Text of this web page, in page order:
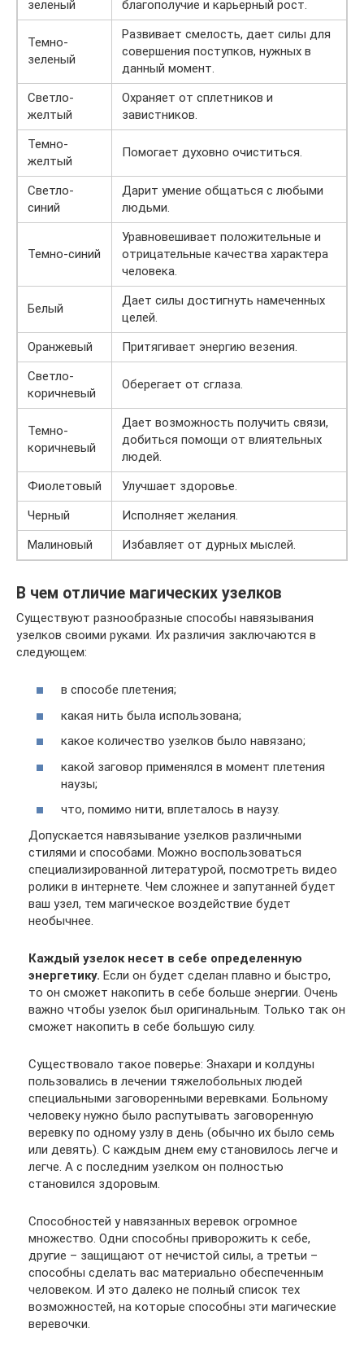
зеленый благополучие и карьерный рост.
Темно-
зеленый
Развивает смелость, дает силы для
совершения поступков, нужных в
данный момент.
Светло-
желтый
Охраняет от сплетников и
завистников.
Темно-
желтый
Помогает духовно очиститься.
Светло-
синий
Дарит умение общаться с любыми
людьми.
Темно-синий
Уравновешивает положительные и
отрицательные качества характера
человека.
Белый
Дает силы достигнуть намеченных
целей.
Оранжевый
Притягивает энергию везения.
Светло-
коричневый
Оберегает от сглаза.
Темно-
коричневый
Дает возможность получить связи,
добиться помощи от влиятельных
людей.
Фиолетовый
Улучшает здоровье.
Черный
Исполняет желания.
Малиновый
Избавляет от дурных мыслей.
В чем отличие магических узелков
Существуют разнообразные способы навязывания
узелков своими руками. Их различия заключаются в
следующем:
в способе плетения;
какая нить была использована;
какое количество узелков было навязано;
какой заговор применялся в момент плетения
наузы;
что, помимо нити, вплеталось в наузу.
Допускается навязывание узелков различными
стилями и способами. Можно воспользоваться
специализированной литературой, посмотреть видео
ролики в интернете. Чем сложнее и запутанней будет
ваш узел, тем магическое воздействие будет
необычнее.
Каждый узелок несет в себе определенную
энергетику. Если он будет сделан плавно и быстро,
то он сможет накопить в себе больше энергии. Очень
важно чтобы узелок был оригинальным. Только так он
сможет накопить в себе большую силу.
Существовало такое поверье: Знахари и колдуны
пользовались в лечении тяжелобольных людей
специальными заговоренными веревками. Больному
человеку нужно было распутывать заговоренную
веревку по одному узлу в день (обычно их было семь
или девять). С каждым днем ему становилось легче и
легче. А с последним узелком он полностью
становился здоровым.
Способностей у навязанных веревок огромное
множество. Одни способны приворожить к себе,
другие – защищают от нечистой силы, а третьи –
способны сделать вас материально обеспеченным
человеком. И это далеко не полный список тех
возможностей, на которые способны эти магические
веревочки.